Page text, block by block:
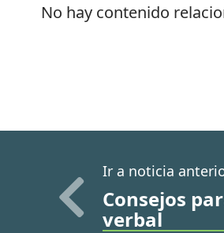
No hay contenido
Ir a noticia
Consejos
verbal